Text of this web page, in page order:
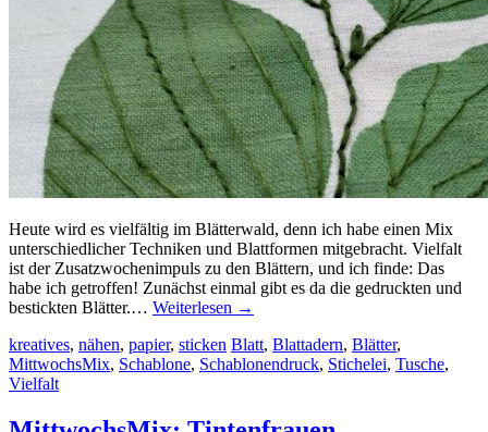
Heute wird es vielfältig im Blätterwald, denn ich habe einen Mix
unterschiedlicher Techniken und Blattformen mitgebracht. Vielfalt
ist der Zusatzwochenimpuls zu den Blättern, und ich finde: Das
habe ich getroffen! Zunächst einmal gibt es da die gedruckten und
bestickten Blätter.… Weiterlesen →
kreatives, nähen, papier, sticken Blatt, Blattadern, Blätter,
MittwochsMix, Schablone, Schablonendruck, Stichelei, Tusche,
Vielfalt